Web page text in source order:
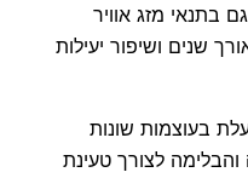
בתנאי מזג אוויר
שנים ושיפור יעילות
בעוצמות שונות
לצורך טעינת